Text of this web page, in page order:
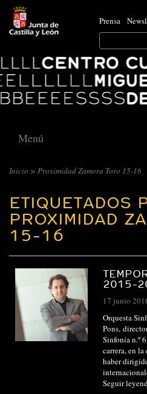
Prensa
Search
for:
Ok
Centro
Cultural
Miguel
Delibes
Menú
Inicio > Proximidad Zamora Toro 15-16
ETIQUETADOS
PROXIMIDAD
15-16
2015-
17 junio
Orquesta
Pons,
Sinfonía n.º
carrera, en la
haber
Seguir